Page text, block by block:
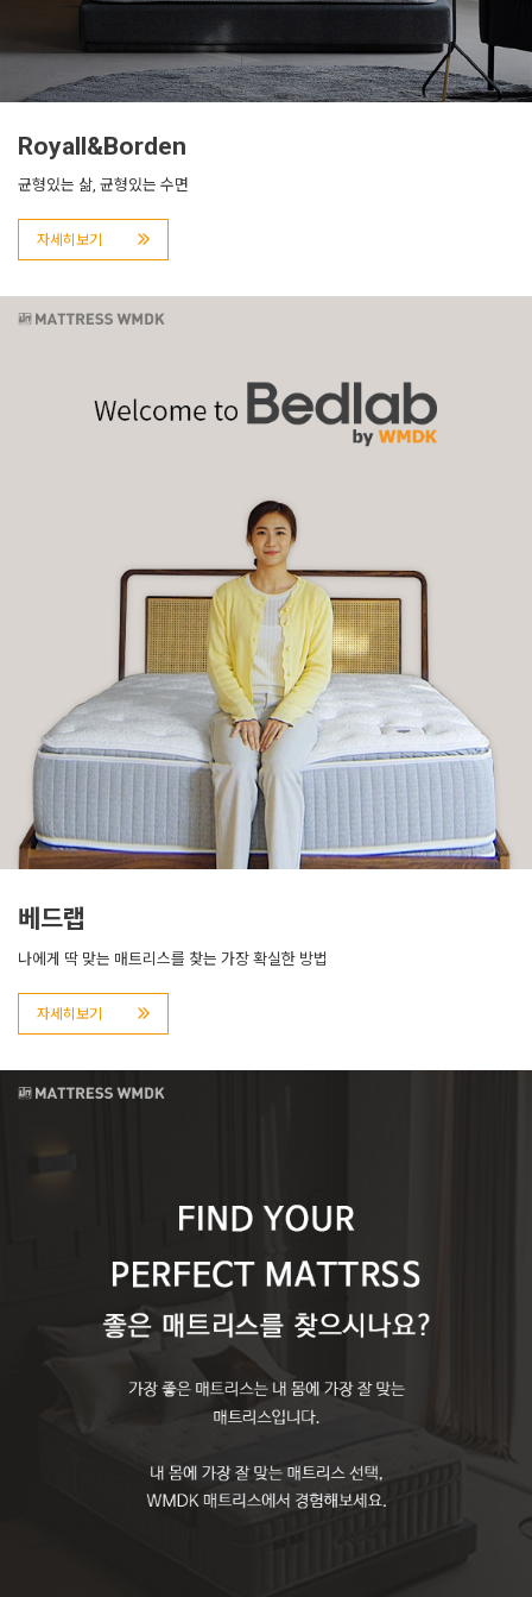
Royall&Borden
균형있는 삶, 균형있는 수면
자세히보기
베드랩
나에게 딱 맞는 매트리스를 찾는 가장 확실한 방법
자세히보기